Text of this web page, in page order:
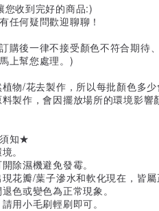
您收到完好的商品:)
任何疑問歡迎聊聊！
購後一律不接受顏色不符合期待
上幫您處理。)
物/花去製作，所以每批顏色多
製作，會因擺放場所的環境影
知★
。
除濕機避免發霉。
花瓣/葉子滲水和軟化現在，皆
色或變色為正常現象。
用小毛刷輕刷即可。